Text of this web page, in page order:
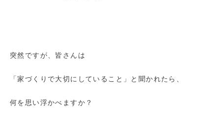
突然ですが、皆さんは
「家づくりで大切にしていること」と聞かれたら、
何を思い浮かべますか？